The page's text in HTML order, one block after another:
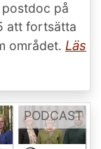
på
att fortsätta
området. Läs
PODCAST